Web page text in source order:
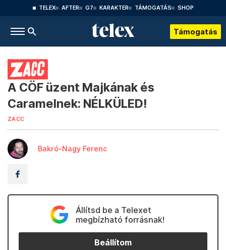
TELEX AFTER G7 KARAKTER TÁMOGATÁS SHOP
Támogatás
A CÖF üzent Majkának és
Caramelnek: NÉLKÜLED!
ZACC
Bakró-Nagy Ferenc
Állítsd be a Telexet
megbízható forrásnak!
Beállítom